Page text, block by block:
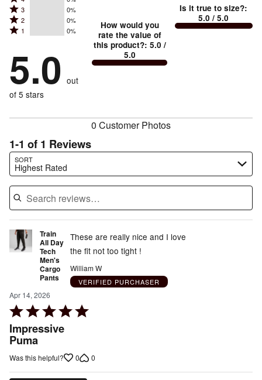
stars
by
of
reviewers
4
stars
by
of
reviewers
Rated
3
stars
0%
of
reviewers
3 0%
Rated
2
by
0%
of
reviewers
2 0%
Rated
stars
by
0%
of
1 0%
5.0 out
of 5 stars
How would you
rate the value of
this product?: 5.0 /
5.0
small
and
Is it true to size?:
5.0 / 5.0
0 Customer Photos
1-1 of 1 Reviews
SORT
Highest Rated
Search reviews…
Train
All Day
Tech
Men's
Cargo
Pants
Apr 14, 2026
Rated
5
out
Impressive
Puma
These are really nice and I love
the fit not too tight !
William W
VERIFIED PURCHASER
Was this helpful? 0 0